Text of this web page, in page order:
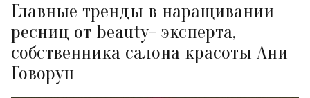
Главные тренды в наращивании
ресниц от beauty- эксперта,
собственника салона красоты Ани
Говорун